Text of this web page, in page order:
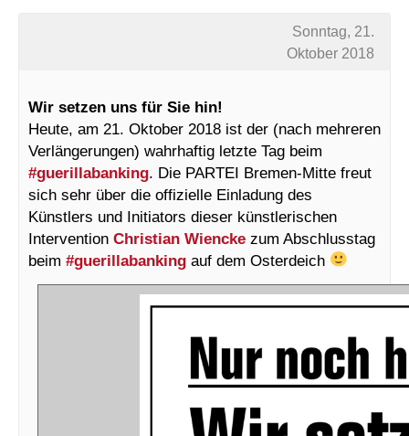
Sonntag, 21.
Oktober 2018
Wir setzen uns für Sie hin!
Heute, am 21. Oktober 2018 ist der (nach mehreren
Verlängerungen) wahrhaftig letzte Tag beim
#guerillabanking. Die PARTEI Bremen-Mitte freut
sich sehr über die offizielle Einladung des
Künstlers und Initiators dieser künstlerischen
Intervention Christian Wiencke zum Abschlusstag
beim #guerillabanking auf dem Osterdeich